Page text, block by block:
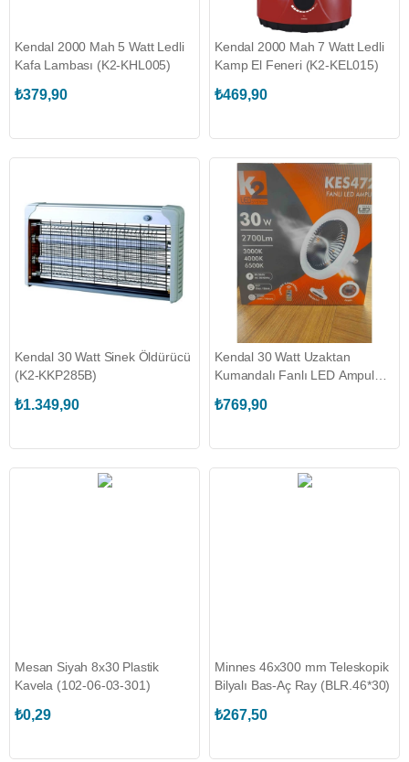
Kendal 2000 Mah 5 Watt Ledli
Kafa Lambası (K2-KHL005)
₺379,90
Kendal 2000 Mah 7 Watt Ledli
Kamp El Feneri (K2-KEL015)
₺469,90
Kendal 30 Watt Sinek Öldürücü
(K2-KKP285B)
₺1.349,90
Kendal 30 Watt Uzaktan
Kumandalı Fanlı LED Ampul
₺769,90
Mesan Siyah 8x30 Plastik
Kavela (102-06-03-301)
₺0,29
Minnes 46x300 mm Teleskopik
Bilyalı Bas-Aç Ray (BLR.46*30)
₺267,50